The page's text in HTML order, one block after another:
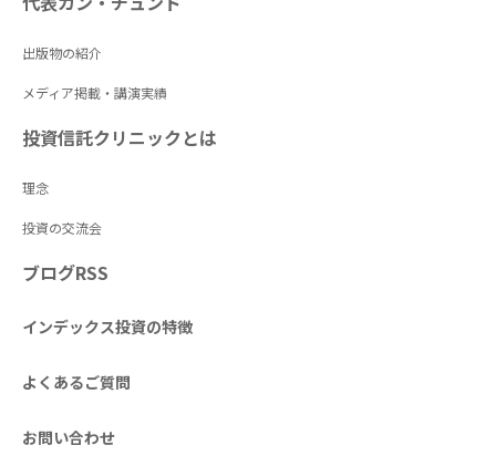
出版物の紹介
メディア掲載・講演実績
投資信託クリニックとは
理念
投資の交流会
ブログRSS
インデックス投資の特徴
よくあるご質問
お問い合わせ